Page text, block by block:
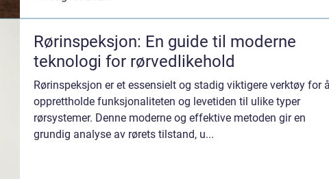
Rørinspeksjon: En guide til moderne
teknologi for rørvedlikehold
Rørinspeksjon er et essensielt og stadig viktigere verktøy for å
opprettholde funksjonaliteten og levetiden til ulike typer
rørsystemer. Denne moderne og effektive metoden gir en
grundig analyse av rørets tilstand, u...